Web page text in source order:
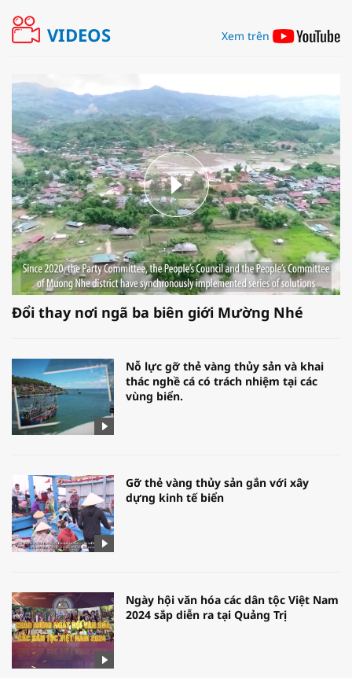
VIDEOS Xem trên
Đổi thay nơi ngã ba biên giới Mường Nhé
Nỗ lực gỡ thẻ vàng thủy sản và khai
thác nghề cá có trách nhiệm tại các
vùng biển.
Gỡ thẻ vàng thủy sản gắn với xây
dựng kinh tế biển
Ngày hội văn hóa các dân tộc Việt Nam
2024 sắp diễn ra tại Quảng Trị